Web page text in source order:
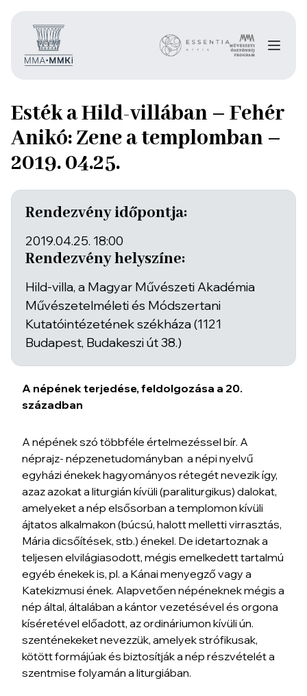
Esték a Hild-villában – Fehér
Anikó: Zene a templomban –
2019. 04.25.
Rendezvény időpontja:
2019.04.25. 18:00
Rendezvény helyszíne:
Hild-villa, a Magyar Művészeti Akadémia
Művészetelméleti és Módszertani
Kutatóintézetének székháza (1121
Budapest, Budakeszi út 38.)
A népének terjedése, feldolgozása a 20.
században
A népének szó többféle értelmezéssel bír. A
néprajz- népzenetudományban a népi nyelvű
egyházi énekek hagyományos rétegét nevezik így,
azaz azokat a liturgián kívüli (paraliturgikus) dalokat,
amelyeket a nép elsősorban a templomon kívüli
ájtatos alkalmakon (búcsú, halott melletti virrasztás,
Mária dicsőítések, stb.) énekel. De idetartoznak a
teljesen elvilágiasodott, mégis emelkedett tartalmú
egyéb énekek is, pl. a Kánai menyegző vagy a
Katekizmusi ének. Alapvetően népéneknek mégis a
nép által, általában a kántor vezetésével és orgona
kíséretével előadott, az ordináriumon kívüli ún.
szenténekeket nevezzük, amelyek strófikusak,
kötött formájúak és biztosítják a nép részvételét a
szentmise folyamán a liturgiában.